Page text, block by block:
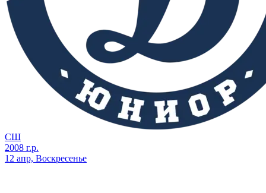
СШ
2008 г.р.
12 апр, Воскресенье